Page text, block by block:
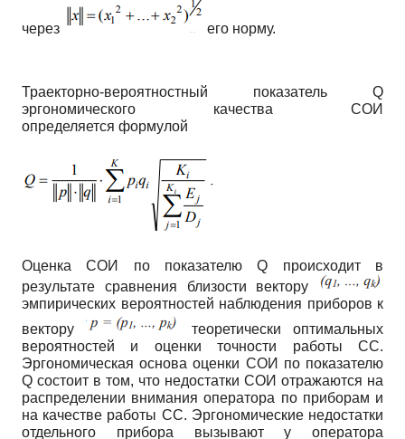
через его норму.
Траекторно-вероятностный показатель Q
эргономического качества СОИ
определяется формулой
Оценка СОИ по показателюQ происходит в
результате сравнения близости вектору
эмпирических вероятностей наблюдения приборов к
вектору
теоретически оптимальных
вероятностей и оценки точности работы СС.
Эргономическая основа оценки СОИ по показателю
Q состоит в том, что недостатки СОИ отражаются на
распределении внимания оператора по приборам и
на качестве работы СС. Эргономические недостатки
отдельного прибора вызывают у оператора